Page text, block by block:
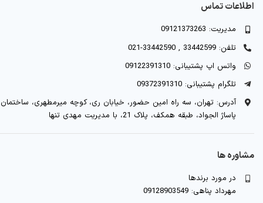
اطلاعات تماس
مدیریت: 09121373263
تلفن: 33442599 , 33442590-021
واتس اپ پشتیبانی: 09122391310
تلگرام پشتیبانی: 09372391310
آدرس: تهران، سه راه امین حضور، خیابان ری، کوچه میرمطهری، ساختمان
پاساژ الجواد، طبقه همکف، پلاک 21، با مدیریت مهدی تنها
مشاوره ها
در مورد برندها
مهرداد پناهی: 09128903549